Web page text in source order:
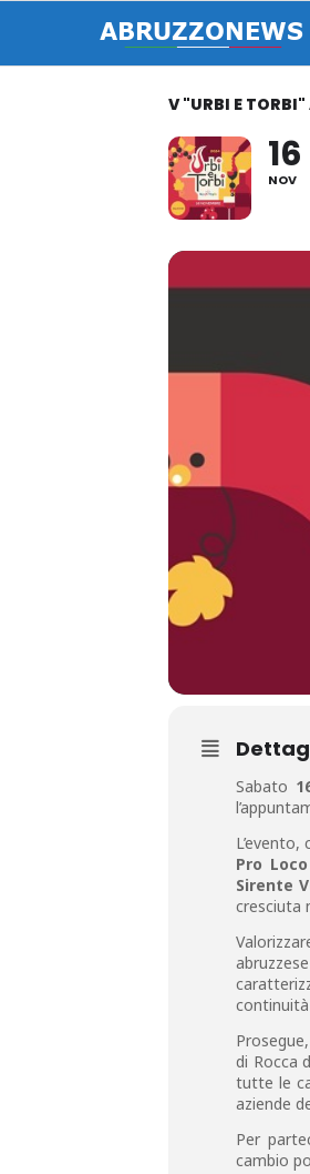
V "URBI E
16
NOV
Sabato
Pro
Sirente
cresciuta
di Rocca
tutte le
aziende
Per
cambio